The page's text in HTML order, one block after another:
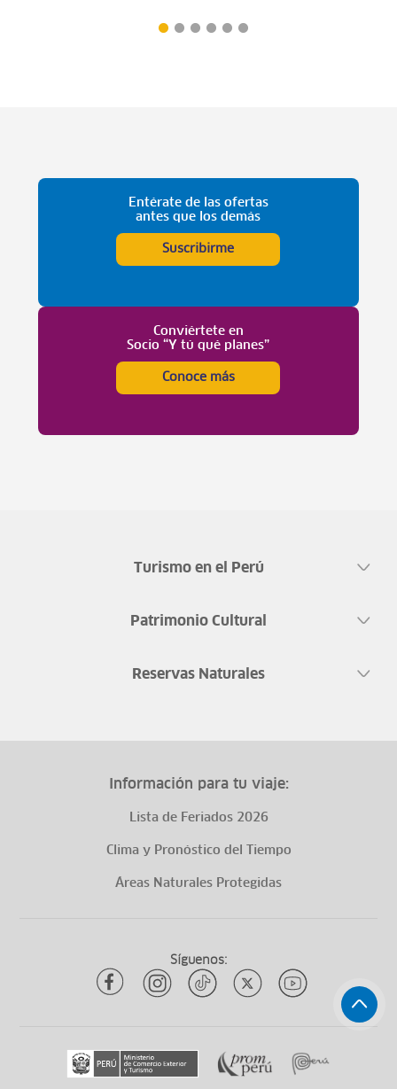
Entérate de las ofertas
antes que los demás
Suscribirme
Conviértete en
Socio “Y tú qué planes”
Conoce más
Turismo en el Perú
Patrimonio Cultural
Reservas Naturales
Información para tu viaje:
Lista de Feriados 2026
Clima y Pronóstico del Tiempo
Áreas Naturales Protegidas
Síguenos: